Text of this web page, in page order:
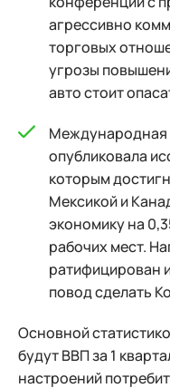
агрессивно
торговых
угрозы
авто стоит
Международная
опубликовала
которым
Мексикой и
экономику на
рабочих мест.
ратифицирован
повод сделать
Основной
будут ВВП за 1
настроений